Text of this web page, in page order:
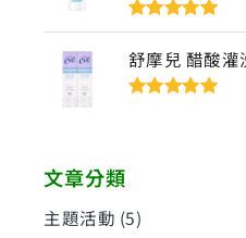
評分5滿分
5
舒摩兒 醋酸灌
文章分類
主題活動 (5)